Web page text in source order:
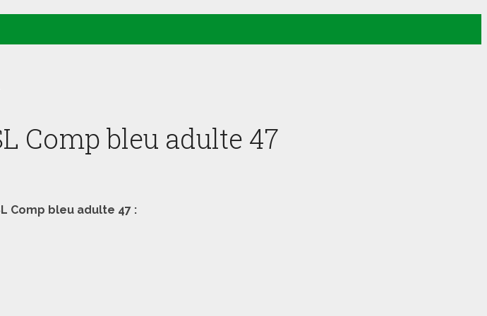
Comp bleu adulte 47
Comp bleu adulte 47 :